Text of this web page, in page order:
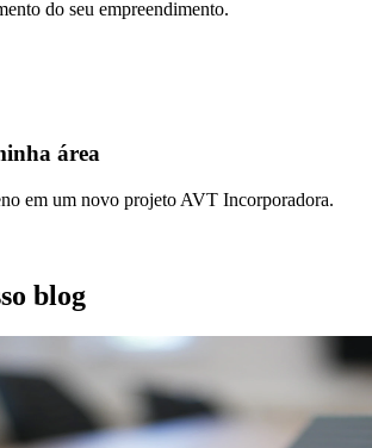
do seu empreendimento.
área
em um novo projeto AVT Incorporadora.
blog